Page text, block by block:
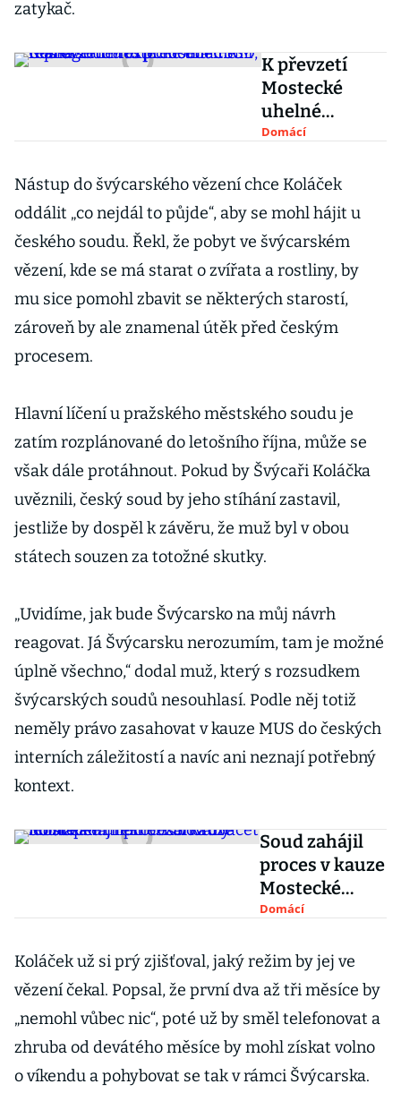
zatykač.
K převzetí
Mostecké
uhelné
managementu
ČSSD, řekl u
soudu
expředseda
FNM Češka
Domácí
Nástup do švýcarského vězení chce Koláček
oddálit „co nejdál to půjde“, aby se mohl hájit u
českého soudu. Řekl, že pobyt ve švýcarském
vězení, kde se má starat o zvířata a rostliny, by
mu sice pomohl zbavit se některých starostí,
zároveň by ale znamenal útěk před českým
procesem.
Hlavní líčení u pražského městského soudu je
zatím rozplánované do letošního října, může se
však dále protáhnout. Pokud by Švýcaři Koláčka
uvěznili, český soud by jeho stíhání zastavil,
jestliže by dospěl k závěru, že muž byl v obou
státech souzen za totožné skutky.
„Uvidíme, jak bude Švýcarsko na můj návrh
reagovat. Já Švýcarsku nerozumím, tam je možné
úplně všechno,“ dodal muž, který s rozsudkem
švýcarských soudů nesouhlasí. Podle něj totiž
neměly právo zasahovat v kauze MUS do českých
interních záležitostí a navíc ani neznají potřebný
kontext.
Soud zahájil
proces v kauze
Mostecké
uhelné. Končí
trápení, řekl
obžalovaný
Domácí
Koláček už si prý zjišťoval, jaký režim by jej ve
vězení čekal. Popsal, že první dva až tři měsíce by
„nemohl vůbec nic“, poté už by směl telefonovat a
zhruba od devátého měsíce by mohl získat volno
o víkendu a pohybovat se tak v rámci Švýcarska.